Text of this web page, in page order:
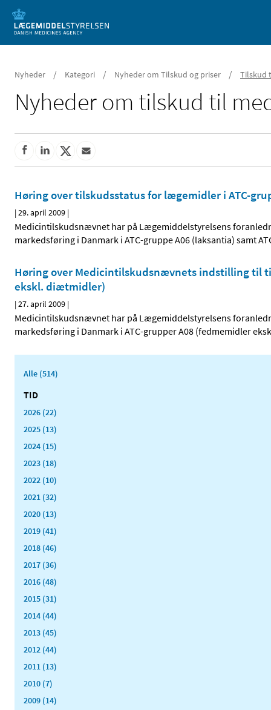
Mobil visning
Nyheder / Kategori / Nyheder om Tilskud og priser / Tilskud
Nyheder om tilskud til
Høring over tilskudsstatus for lægemidler i ATC-
|29. april 2009 |
Medicintilskudsnævnet har på Lægemiddelstyrelsens
markedsføring i Danmark i ATC-gruppe A06 (laksantia) samt
Høring over Medicintilskudsnævnets indstilling til
ekskl. diætmidler)
|27. april 2009 |
Medicintilskudsnævnet har på Lægemiddelstyrelsens
markedsføring i Danmark i ATC-grupper A08 (fedmemidler
Alle (514)
TID
2026 (22)
2025 (13)
2024 (15)
2023 (18)
2022 (10)
2021 (32)
2020 (13)
2019 (41)
2018 (46)
2017 (36)
2016 (48)
2015 (31)
2014 (44)
2013 (45)
2012 (44)
2011 (13)
2010 (7)
2009 (14)